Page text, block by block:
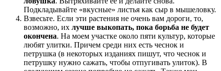
Подкладывайте «вкусные» листья как сыр в мышеловку.
Взвесьте. Если эти растения не очень вам дороги, то,
возможно, их лучше выкопать, пока борьба не будет
окончена. На моем участке около пяти культур, которые
любят улитки. Причем среди них есть чеснок и
петрушка (в некоторых изданиях пишут, что чеснок и
петрушку нужно сажать, чтобы отпугивать улиток). В